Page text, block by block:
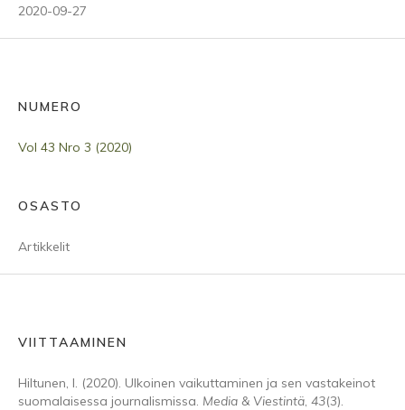
2020-09-27
NUMERO
Vol 43 Nro 3 (2020)
OSASTO
Artikkelit
VIITTAAMINEN
Hiltunen, I. (2020). Ulkoinen vaikuttaminen ja sen vastakeinot
suomalaisessa journalismissa. Media & Viestintä, 43(3).